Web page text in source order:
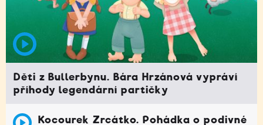
Děti z Bullerbynu. Bára Hrzánová vypráví
příhody legendární partičky
Kocourek Zrcátko. Pohádka o podivné